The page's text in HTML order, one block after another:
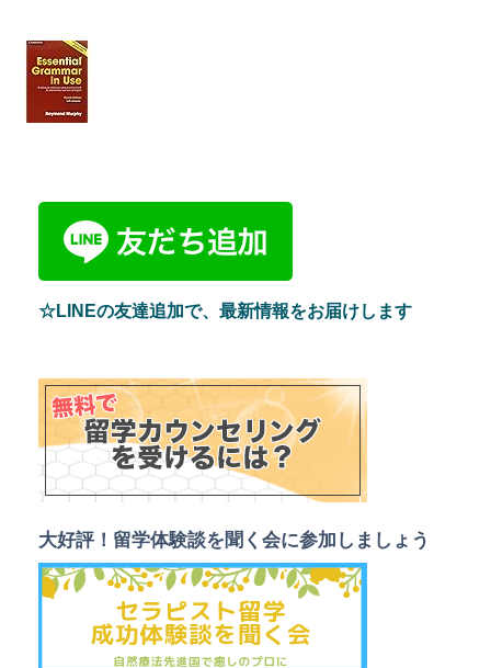
☆LINEの友達追加で、最新情報をお届けします
大好評！留学体験談を聞く会に参加しましょう